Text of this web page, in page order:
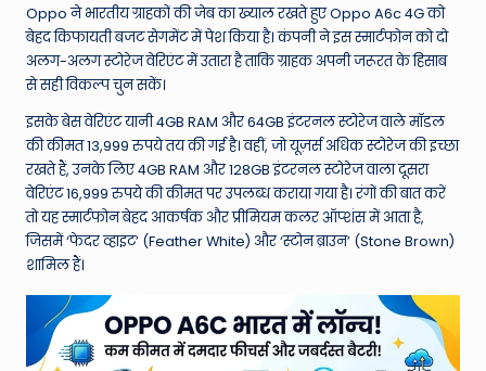
h
e
W
o
rl
d
Oppo ने भारतीय ग्राहकों की जेब का ख्याल रखते हुए Oppo A6c 4G को
बेहद किफायती बजट सेगमेंट में पेश किया है। कंपनी ने इस स्मार्टफोन को दो
अलग-अलग स्टोरेज वेरिएंट में उतारा है ताकि ग्राहक अपनी जरूरत के हिसाब
से सही विकल्प चुन सकें।
इसके बेस वेरिएंट यानी 4GB RAM और 64GB इंटरनल स्टोरेज वाले मॉडल
की कीमत 13,999 रुपये तय की गई है।वहीं, जो यूज़र्स अधिक स्टोरेज की इच्छा
रखते हैं, उनके लिए 4GB RAM और 128GB इंटरनल स्टोरेज वाला दूसरा
वेरिएंट 16,999 रुपये की कीमत पर उपलब्ध कराया गया है।रंगों की बात करें
तो यह स्मार्टफोन बेहद आकर्षक और प्रीमियम कलर ऑप्शंस में आता है,
जिसमें ‘फेदर व्हाइट’ (Feather White) और ‘स्टोन ब्राउन’ (Stone Brown)
शामिल हैं।